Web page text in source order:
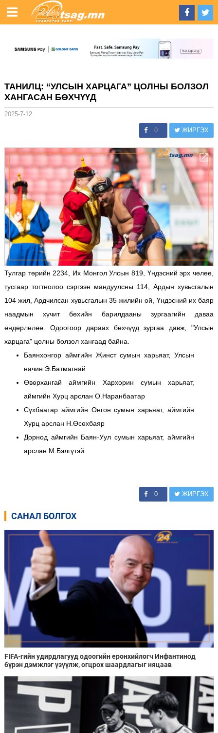
ТАНИЛЦ: “УЛСЫН ХАРЦАГА” ЦОЛНЫ БОЛЗОЛ
ХАНГАСАН БӨХЧҮҮД
2025-7-12
0 ЖИРГЭХ
Тулгар төрийн 2234, Их Монгол Улсын 819, Үндэсний эрх чөлөө,
тусгаар тогтнолоо сэргээн мандуулсны 114, Ардын хувьсгалын
104 жил, Ардчилсан хувьсгалын 35 жилийн ой, Үндэсний их баяр
наадмын хүчит бөхийн барилдааны зургаагийн даваа
өндөрлөлөө. Одоогоор дараах бөхчүүд зургаа давж, "Улсын
харцага" цолны болзол хангаад байна.
Баянхонгор аймгийн Жинст сумын харьяат, Улсын
начин Э.Батмагнай
Өвөрхангай аймгийн Хархорин сумын харьяат,
аймгийн Хурц арслан О.Наранбаатар
Сүхбаатар аймгийн Онгон сумын харьяат, аймгийн
Хурц арслан Н.Өсөхбаяр
Дорнод аймгийн Баян-Уул сумын харьяат, аймгийн
арслан М.Бэлгүтэй
0 ЖИРГЭХ
САНАЛ БОЛГОХ
FIFA-гийн удирдлагууд одоогийн ерөнхийлөгч Инфантинод
бүрэн дэмжлэг үзүүлж, огцрох шаардлагыг няцаав